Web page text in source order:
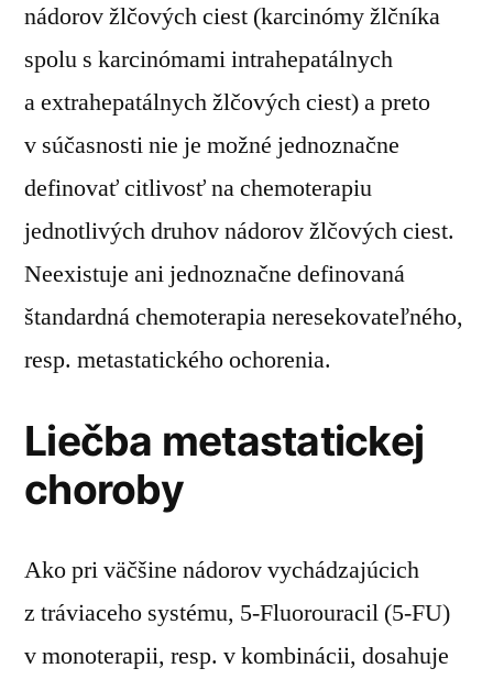
nádorov žlčových ciest (karcinómy žlčníka
spolu s karcinómami intrahepatálnych
a extrahepatálnych žlčových ciest) a preto
v súčasnosti nie je možné jednoznačne
definovať citlivosť na chemoterapiu
jednotlivých druhov nádorov žlčových ciest.
Neexistuje ani jednoznačne definovaná
štandardná chemoterapia neresekovateľného,
resp. metastatického ochorenia.
Liečba metastatickej
choroby
Ako pri väčšine nádorov vychádzajúcich
z tráviaceho systému, 5-Fluorouracil (5-FU)
v monoterapii, resp. v kombinácii, dosahuje